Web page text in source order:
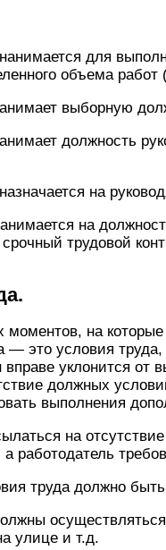
для
объема
выборную
должность
на
на
трудовой
на
— это условия
уклонится от
должных
выполнения
на
работодатель
труда должно быть
улице и т.д.